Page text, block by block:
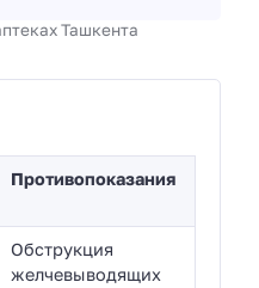
Ташкента
Противопоказания
Обструкция
желчевыводящих